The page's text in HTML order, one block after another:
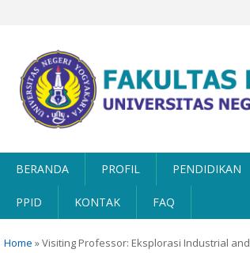
BERANDA PROFIL PENDIDIKAN
PPID KONTAK FAQ
You are here
Home » Visiting Professor: Eksplorasi Industrial